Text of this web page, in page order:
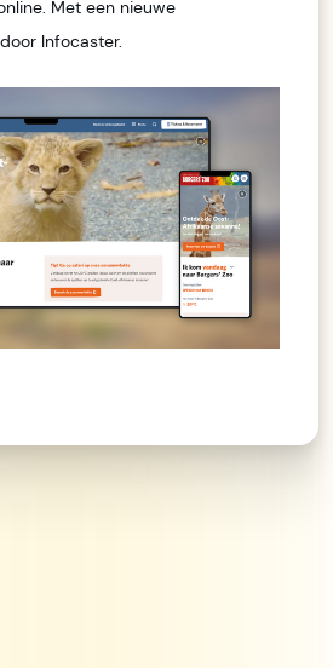
Met een nieuwe
Infocaster.